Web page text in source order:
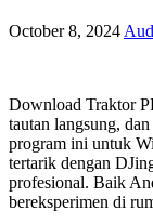
October 8, 2024
Download Traktor
tautan langsung,
program ini untuk
tertarik dengan
profesional. Baik
bereksperimen di